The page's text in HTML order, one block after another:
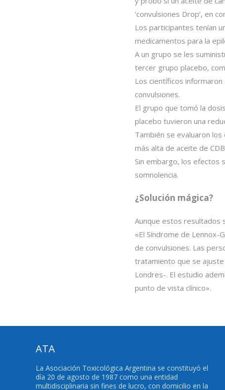
‘convulsiones Drop’, en
Los participantes tenían
medicamentos para la
A un grupo se les
tercer grupo placebo,
Los científicos
convulsiones.
El grupo que tomó la
placebo tuvieron una
También se evaluaron
más alta de aceite de
Sin embargo, los efectos
somnolencia.
¿Solución mágica?
Aunque estos resultados
«El Síndrome de Lennox-
de convulsiones. Las
tratamiento que se
Londres-. El estudio
punto de vista clínico».
ATA
La Asociación Toxicológica Argentina se constituyó el
día 20 de agosto de 1987 como una entidad
multidisciplinaria sin fines de lucro, con domicilio en la